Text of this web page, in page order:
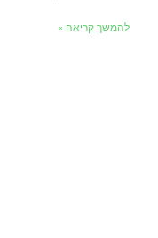
להמשך קריאה »